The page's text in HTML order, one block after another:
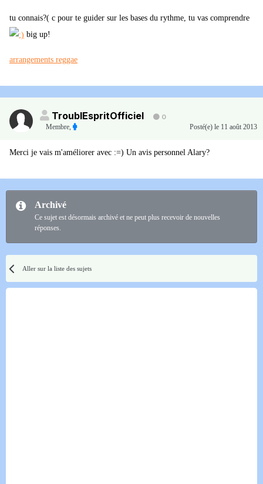
tu connais?( c pour te guider sur les bases du rythme, tu vas comprendre
big up!
arrangements reggae
TroublEspritOfficiel
0
Membre, Posté(e) le 11 août 2013
Merci je vais m'améliorer avec :=) Un avis personnel Alary?
Archivé
Ce sujet est désormais archivé et ne peut plus recevoir de nouvelles
réponses.
Aller sur la liste des sujets